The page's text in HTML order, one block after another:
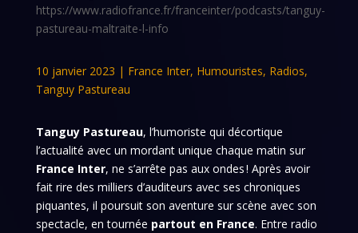
https://www.radiofrance.fr/franceinter/podcasts/tanguy-
pastureau-maltraite-l-info
10 janvier 2023 | France Inter, Humouristes, Radios,
Tanguy Pastureau
Tanguy Pastureau, l’humoriste qui décortique
l’actualité avec un mordant unique chaque matin sur
France Inter, ne s’arrête pas aux ondes ! Après avoir
fait rire des milliers d’auditeurs avec ses chroniques
piquantes, il poursuit son aventure sur scène avec son
spectacle, en tournée partout en France. Entre radio